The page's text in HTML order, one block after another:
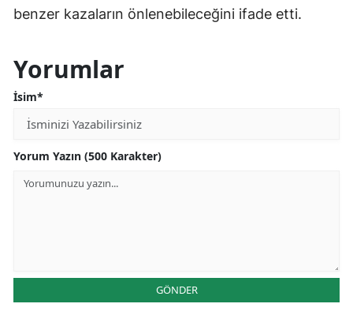
benzer kazaların önlenebileceğini ifade etti.
Yorumlar
İsim*
Yorum Yazın (500 Karakter)
GÖNDER